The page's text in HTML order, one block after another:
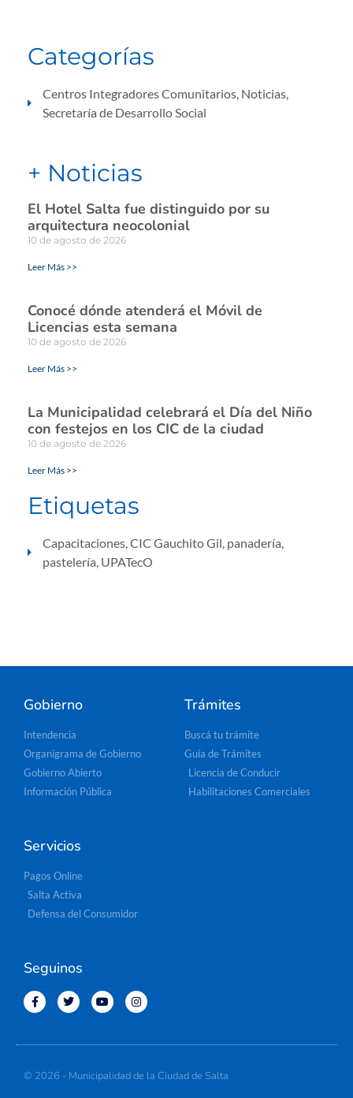
Categorías
Centros Integradores Comunitarios, Noticias,
Secretaría de Desarrollo Social
+ Noticias
El Hotel Salta fue distinguido por su
arquitectura neocolonial
10 de agosto de 2026
Leer Más >>
Conocé dónde atenderá el Móvil de
Licencias esta semana
10 de agosto de 2026
Leer Más >>
La Municipalidad celebrará el Día del Niño
con festejos en los CIC de la ciudad
10 de agosto de 2026
Leer Más >>
Etiquetas
Capacitaciones,CIC Gauchito Gil, panadería,
pastelería, UPATecO
Gobierno
Intendencia
Organigrama de Gobierno
Gobierno Abierto
Información Pública
Trámites
Buscá tu trámite
Guía de Trámites
Licencia de Conducir
Habilitaciones Comerciales
Servicios
Pagos Online
Salta Activa
Defensa del Consumidor
Seguinos
© 2026 - Municipalidad de la Ciudad de Salta